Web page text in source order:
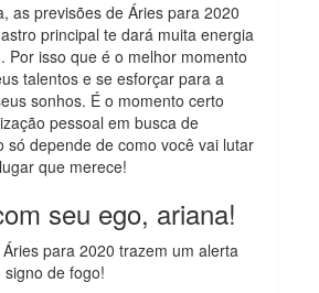
as previsões de Áries para 2020
principal te dará muita energia
Por isso que é o melhor momento
talentos e se esforçar para a
sonhos. É o momento certo
pessoal em busca de
só depende de como você vai lutar
que merece!
seu ego, ariana!
para 2020 trazem um alerta
de fogo!